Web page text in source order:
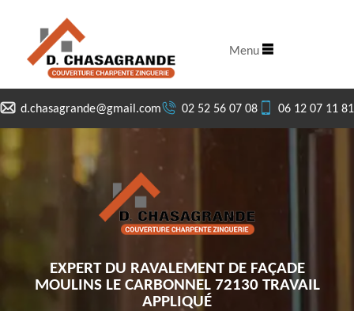
d.chasagrande@gmail.com 02 52 56 07 08 06 12 07 11 81
Menu
EXPERT DU RAVALEMENT DE FAÇADE
MOULINS LE CARBONNEL 72130 TRAVAIL
APPLIQUÉ